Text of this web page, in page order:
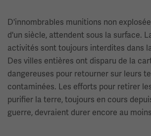
D'innombrables munitions non
d'un siècle, attendent sous la surface.
activités sont toujours interdites dans
Des villes entières ont disparu de la
dangereuses pour retourner sur leurs
contaminées. Les efforts pour retirer
purifier la terre, toujours en cours
guerre, devraient durer encore au